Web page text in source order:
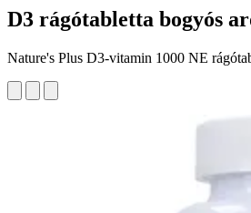
D3 rágótabletta bogyós
Nature's Plus D3-vitamin 1000 NE